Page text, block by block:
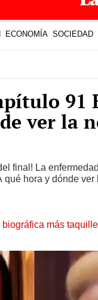
ECONOMÍA SOCIEDAD
91
ver la
final! La
hora y dónde
más